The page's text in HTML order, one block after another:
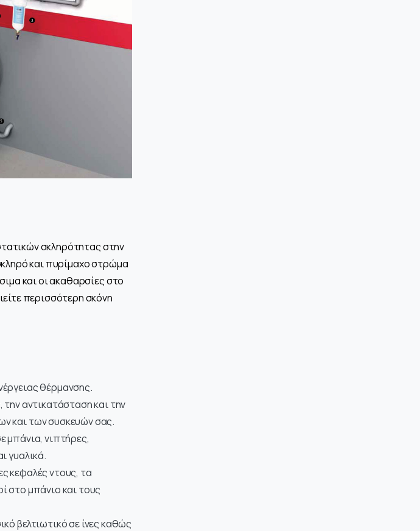
σκληρότητας στην
και πυρίμαχο στρώμα
και οι ακαθαρσίες στο
περισσότερη σκόνη
θέρμανσης.
την αντικατάσταση και την
και των συσκευών σας.
μπάνια, νιπτήρες,
γυαλικά.
κεφαλές ντους, τα
στο μπάνιο και τους
βελτιωτικό σε ίνες καθώς